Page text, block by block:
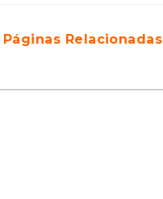
Páginas Relacionadas